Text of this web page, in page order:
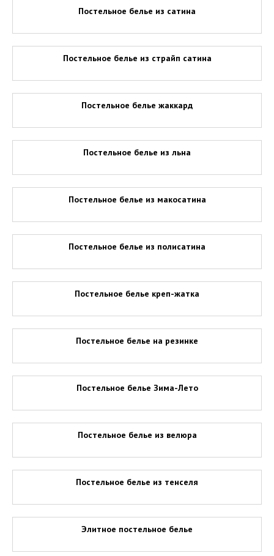
Постельное белье из сатина
Постельное белье из страйп сатина
Постельное белье жаккард
Постельное белье из льна
Постельное белье из макосатина
Постельное белье из полисатина
Постельное белье креп-жатка
Постельное белье на резинке
Постельное белье Зима-Лето
Постельное белье из велюра
Постельное белье из тенселя
Элитное постельное белье